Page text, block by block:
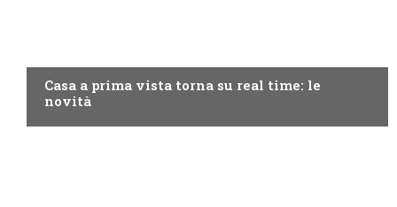
Casa a prima vista torna su real time: le
novità